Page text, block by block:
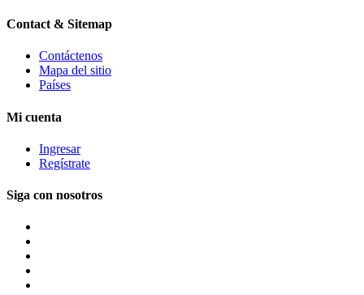
Contact & Sitemap
Contáctenos
Mapa del sitio
Países
Mi cuenta
Ingresar
Regístrate
Siga con nosotros